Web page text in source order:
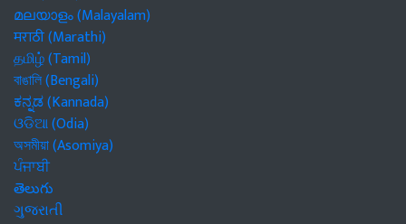
മലയാളം (Malayalam)
मराठी (Marathi)
தமிழ் (Tamil)
বাঙালি (Bengali)
ಕನ್ನಡ (Kannada)
ଓଡିଆ (Odia)
অসমীয়া (Asomiya)
ਪੰਜਾਬੀ
తెలుగు
ગુજરાતી